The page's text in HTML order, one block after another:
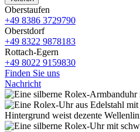
Oberstaufen
+49 8386 3729790
Oberstdorf
+49 8322 9878183
Rottach-Egern
+49 8022 9159830
Finden Sie uns
Nachricht